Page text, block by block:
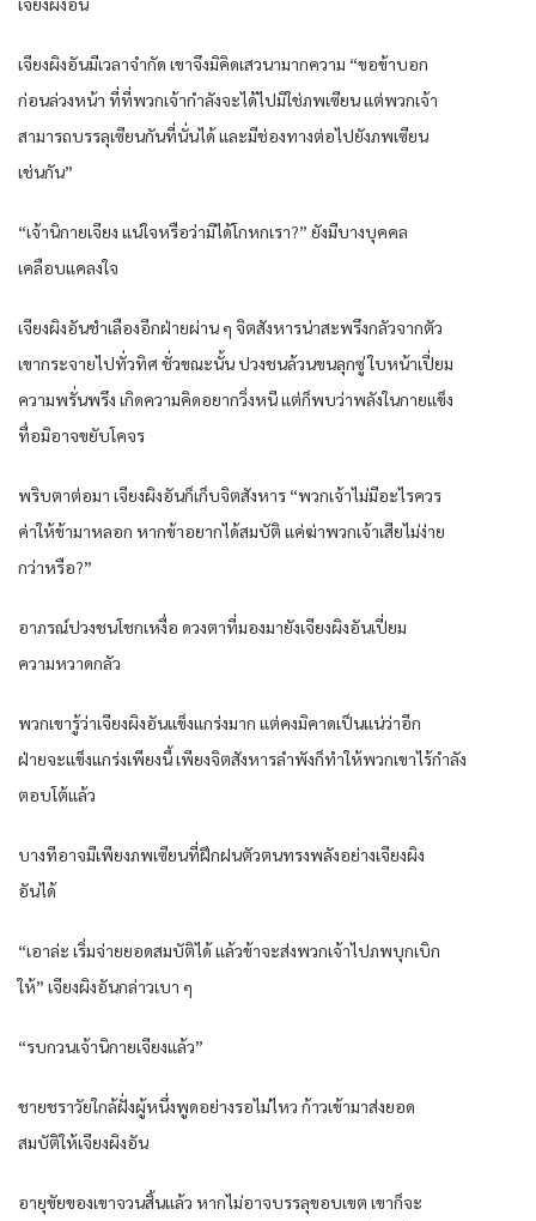
เจียงผิงอันมีเวลาจำกัด เขาจึงมิคิดเสวนามากความ “ขอข้าบอก
ก่อนล่วงหน้า ที่ที่พวกเจ้ากำลังจะได้ไปมิใช่ภพเซียน แต่พวกเจ้า
สามารถบรรลุเซียนกันที่นั่นได้ และมีช่องทางต่อไปยังภพเซียน
เช่นกัน”
“เจ้านิกายเจียง แน่ใจหรือว่ามิได้โกหกเรา?” ยังมีบางบุคคล
เคลือบแคลงใจ
เจียงผิงอันชำเลืองอีกฝ่ายผ่าน ๆ จิตสังหารน่าสะพรึงกลัวจากตัว
เขากระจายไปทั่วทิศ ชั่วขณะนั้น ปวงชนล้วนขนลุกซู่ ใบหน้าเปี่ยม
ความพรั่นพรึง เกิดความคิดอยากวิ่งหนี แต่ก็พบว่าพลังในกายแข็ง
ทื่อมิอาจขยับโคจร
พริบตาต่อมา เจียงผิงอันก็เก็บจิตสังหาร “พวกเจ้าไม่มีอะไรควร
ค่าให้ข้ามาหลอก หากข้าอยากได้สมบัติ แค่ฆ่าพวกเจ้าเสียไม่ง่าย
กว่าหรือ?”
อาภรณ์ปวงชนโชกเหงื่อ ดวงตาที่มองมายังเจียงผิงอันเปี่ยม
ความหวาดกลัว
พวกเขารู้ว่าเจียงผิงอันแข็งแกร่งมาก แต่คงมิคาดเป็นแน่ว่าอีก
ฝ่ายจะแข็งแกร่งเพียงนี้ เพียงจิตสังหารลำพังก็ทำให้พวกเขาไร้กำลัง
ตอบโต้แล้ว
บางทีอาจมีเพียงภพเซียนที่ฝึกฝนตัวตนทรงพลังอย่างเจียงผิง
อันได้
“เอาล่ะ เริ่มจ่ายยอดสมบัติได้ แล้วข้าจะส่งพวกเจ้าไปภพบุกเบิก
ให้” เจียงผิงอันกล่าวเบา ๆ
“รบกวนเจ้านิกายเจียงแล้ว”
ชายชราวัยใกล้ฝั่งผู้หนึ่งพูดอย่างรอไม่ไหว ก้าวเข้ามาส่งยอด
สมบัติให้เจียงผิงอัน
อายุขัยของเขาจวนสิ้นแล้ว หากไม่อาจบรรลุขอบเขต เขาก็จะ